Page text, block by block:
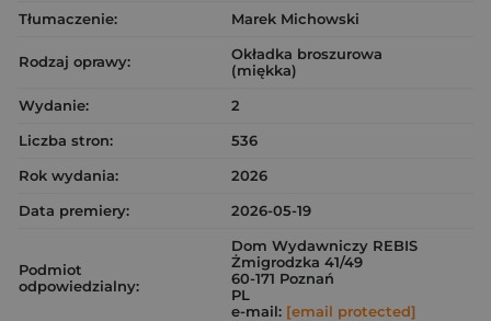
Tłumaczenie:
Marek Michowski
Rodzaj oprawy:
Okładka broszurowa
(miękka)
Wydanie:
2
Liczba stron:
536
Rok wydania:
2026
Data premiery:
2026-05-19
Podmiot
odpowiedzialny:
Dom Wydawniczy REBIS
Żmigrodzka 41/49
60-171 Poznań
PL
e-mail: [email protected]